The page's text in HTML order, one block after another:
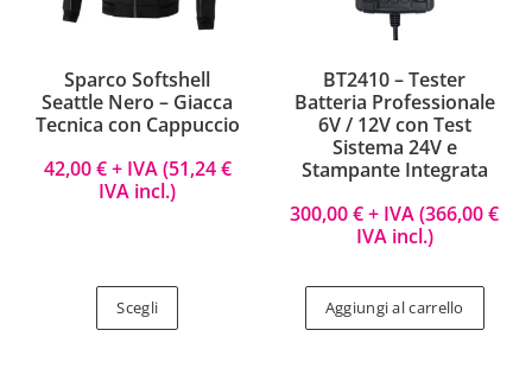
Sparco Softshell
Seattle Nero – Giacca
Tecnica con Cappuccio
42,00€+ IVA (51,24€
IVA incl.)
Scegli
BT2410 – Tester
Batteria Professionale
6V / 12V con Test
Sistema 24V e
Stampante Integrata
300,00€+ IVA (366,00€
IVA incl.)
Aggiungi al carrello